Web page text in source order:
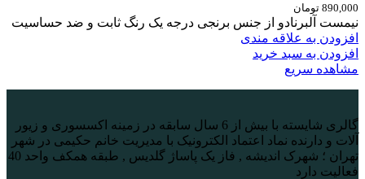
890,000 تومان
نیمست آلبرنادو از جنس برنجی درجه یک رنگ ثابت و ضد حساسیت
افزودن به علاقه مندی
افزودن به سبد خرید
مشاهده سریع
گالری شایسته با بیش از 6 سال سابقه در زمینه اکسسوری و زیور
آلات و دارنده نماد اعتماد الکترونیک با مدیریت خانم حکیمی در شهر
تهران ؛ شهرک اندیشه , فاز یک پاساژ گلدیس , طبقه همکف واحد 40
فعالیت دارد